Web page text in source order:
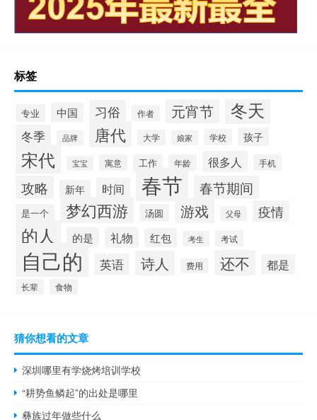
标签
专业 中国 习俗 作者 元宵节 冬天
冬季 品牌 唐代 大学 娘家 学校 孩子
宋代 宝宝 寓意 工作 年龄 很多人 手机
攻略 新年 时间 春节 春节期间
是一个 梦幻西游 汤圆 游戏 父母 疫情
的人 的是 礼物 红包 考生 考试
自己的 英语 诗人 费用 还不 都是
长辈 食物
猜你想看的文章
深圳哪里有学烧烤培训学校
“耕势鱼鳞起”的出处是哪里
彝族过年做些什么